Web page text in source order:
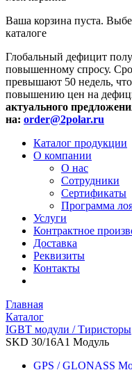
Ваша корзина пуста.
каталоге
Глобальный дефицит
повышенному спросу.
превышают 50 недель,
повышению цен на
актуального
на: order@2polar.ru
Каталог продукции
О компании
О нас
Сотрудники
Сертификаты
Программа
Услуги
Контрактное
Доставка
Реквизиты
Контакты
Главная
Каталог
IGBT модули / Тиристоры
SKD 30/16A1 Модуль
GPS / GLONASS